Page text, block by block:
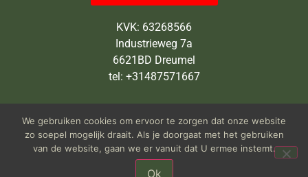
KVK: 63268566
Industrieweg 7a
6621BD Dreumel
tel: +31487571667
Wij zijn van maandag tot en met
vrijdag open van 9 tot 5 uur
We gebruiken cookies om ervoor te zorgen dat onze website
zo soepel mogelijk draait. Als je doorgaat met het gebruiken
van de website, gaan we er vanuit dat U ermee instemt.
Ok